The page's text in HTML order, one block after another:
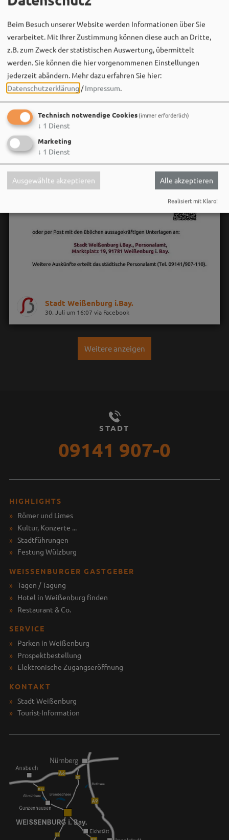
Am 08.08.2026 heißt es: Waldbaden mit Musik –
Stadt Weißenburg i.Bay.
30. Juli um 16:07 via Facebook
Weitere anzeigen
STADT
09141 907-0
HIGHLIGHTS
Römer und Limes
Kultur, Konzerte ...
Stadtführungen
Festung Wülzburg
WEISSENBURGER GASTGEBER
Tagen / Tagung
Hotel in Weißenburg finden
Restaurant & Co.
SERVICE
Parken in Weißenburg
Prospektbestellung
Elektronische Zugangseröffnung
KONTAKT
Stadt Weißenburg
Tourist-Information
Beim Besuch unserer Website werden Informationen über Sie
verarbeitet. Mit Ihrer Zustimmung können diese auch an Dritte,
z.B. zum Zweck der statistischen Auswertung, übermittelt
werden. Sie können die hier vorgenommenen Einstellungen
jederzeit abändern. Mehr dazu erfahren Sie hier:
Datenschutzerklärung /Impressum.
Technisch notwendige Cookies(immer erforderlich)
↓ 1 Dienst
Marketing
↓ 1 Dienst
Ausgewählte akzeptieren Alle akzeptieren
Realisiert mit Klaro!